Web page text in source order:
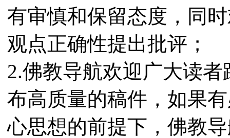
有审慎和保留态度，同
观点正确性提出批评；
2.佛教导航欢迎广大读
布高质量的稿件，如果
心思想的前提下，佛教